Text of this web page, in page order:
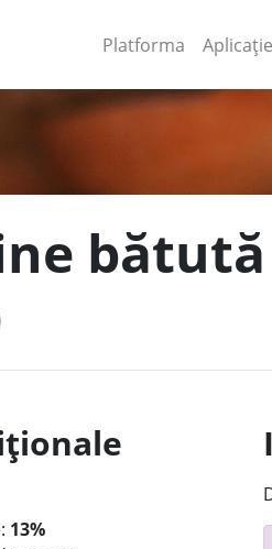
Platforma (current)
13%